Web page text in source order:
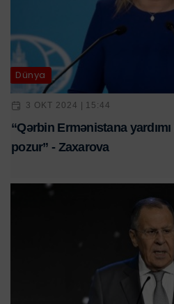
Dünya
3 OKT 2024 | 15:44
“Qərbin Ermənistana
pozur” - Zaxarova